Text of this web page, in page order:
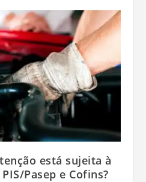
está sujeita à
Pasep e Cofins?